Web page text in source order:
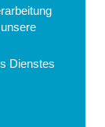
Dienstes